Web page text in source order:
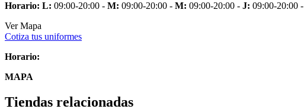
Horario: L: 09:00-20:00 - M: 09:00-20:00 - M: 09:00-20:00 - J: 09:00-20:00 -
Ver Mapa
Cotiza tus uniformes
Horario:
MAPA
Tiendas relacionadas